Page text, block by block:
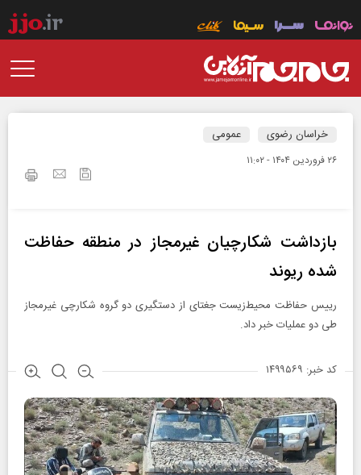
خراسان رضوی عمومی
۲۶ فروردين ۱۴۰۴ - ۱۱:۰۲
بازداشت شکارچیان غیرمجاز در منطقه حفاظت
شده ریوند
رییس حفاظت محیط‌زیست جغتای از دستگیری دو گروه شکارچی غیرمجاز
طی دو عملیات خبر داد.
کد خبر: ۱۴۹۹۵۶۹